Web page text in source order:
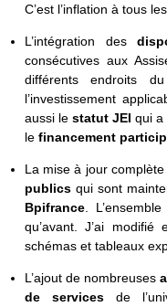
C’est l’inflation à tous
L’intégration des
consécutives aux
différents endroits
l’investissement
aussi le statut JEI qui a
le financement
La mise à jour
publics qui sont
Bpifrance.
qu’avant. J’ai
schémas et tableaux
L’ajout de nombreuses
de servicesde